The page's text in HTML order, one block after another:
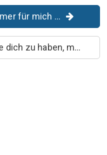
für mich ...
dich zu haben, m...